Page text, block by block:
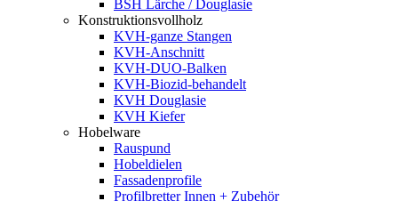
BSH Lärche / Douglasie
Konstruktionsvollholz
KVH-ganze Stangen
KVH-Anschnitt
KVH-DUO-Balken
KVH-Biozid-behandelt
KVH Douglasie
KVH Kiefer
Hobelware
Rauspund
Hobeldielen
Fassadenprofile
Profilbretter Innen + Zubehör